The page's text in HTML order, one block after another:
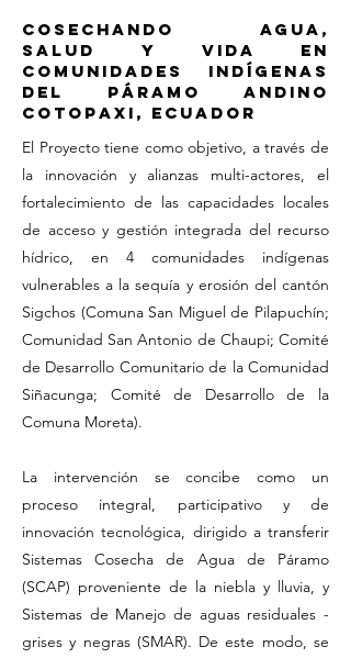
Cosechando agua,
salud y vida en
comunidades indígenas
del páramo andino
Cotopaxi, Ecuador
El Proyecto tiene como objetivo, a través de
la innovación y alianzas multi-actores, el
fortalecimiento de las capacidades locales
de acceso y gestión integrada del recurso
hídrico, en 4 comunidades indígenas
vulnerables a la sequía y erosión del cantón
Sigchos (Comuna San Miguel de Pilapuchín;
Comunidad San Antonio de Chaupi; Comité
de Desarrollo Comunitario de la Comunidad
Siñacunga; Comité de Desarrollo de la
Comuna Moreta).
La intervención se concibe como un
proceso integral, participativo y de
innovación tecnológica, dirigido a transferir
Sistemas Cosecha de Agua de Páramo
(SCAP) proveniente de la niebla y lluvia, y
Sistemas de Manejo de aguas residuales -
grises y negras (SMAR). De este modo, se